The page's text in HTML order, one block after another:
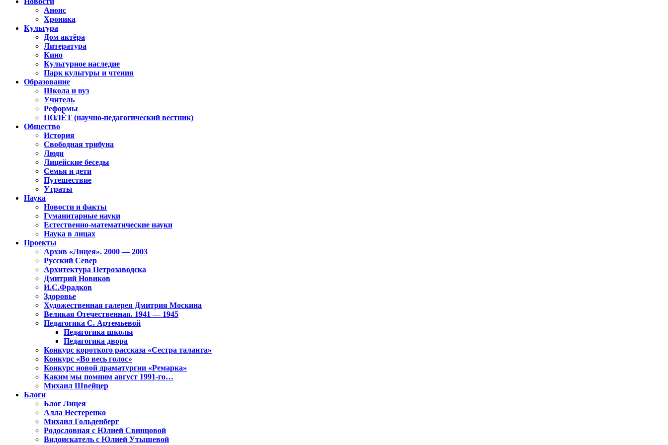
Анонс
Хроника
Культура
Дом актёра
Литература
Кино
Культурное наследие
Парк культуры и чтения
Образование
Школа и вуз
Учитель
Реформы
ПОЛЁТ (научно-педагогический вестник)
Общество
История
Свободная трибуна
Люди
Лицейские беседы
Семья и дети
Путешествие
Утраты
Наука
Новости и факты
Гуманитарные науки
Естественно-математические науки
Наука в лицах
Проекты
Архив «Лицея». 2000 — 2003
Русский Север
Архитектура Петрозаводска
Дмитрий Новиков
И.С.Фрадков
Здоровье
Художественная галерея Дмитрия Москина
Великая Отечественная. 1941 — 1945
Педагогика С. Артемьевой
Педагогика школы
Педагогика двора
Конкурс короткого рассказа «Сестра таланта»
Конкурс «Во весь голос»
Конкурс новой драматургии «Ремарка»
Каким мы помним август 1991-го…
Михаил Швейцер
Блоги
Блог Лицея
Алла Нестеренко
Михаил Гольденберг
Родословная с Юлией Свинцовой
Видоискатель с Юлией Утышевой